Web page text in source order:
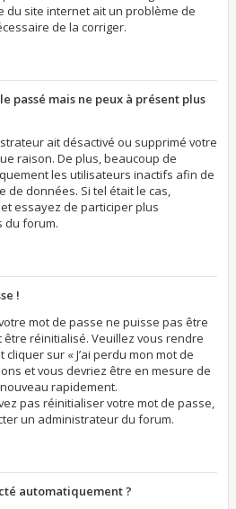
site internet ait un problème de
de la corriger.
passé mais ne peux à présent plus
ait désactivé ou supprimé votre
raison. De plus, beaucoup de
les utilisateurs inactifs afin de
de données. Si tel était le cas,
essayez de participer plus
du forum.
!
mot de passe ne puisse pas être
réinitialisé. Veuillez vous rendre
sur « J’ai perdu mon mot de
et vous devriez être en mesure de
rapidement.
pas réinitialiser votre mot de passe,
un administrateur du forum.
automatiquement ?